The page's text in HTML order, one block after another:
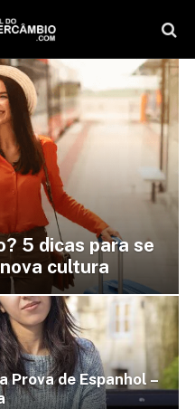
5 dicas para se
cultura
Prova de Espanhol –